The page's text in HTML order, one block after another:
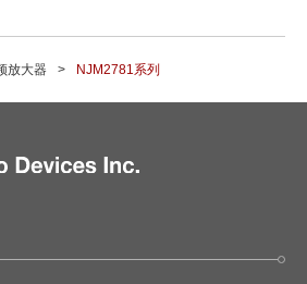
放大器 NJM2781系列